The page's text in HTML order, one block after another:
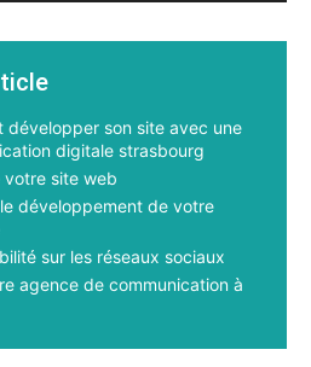
développer son site avec une
digitale strasbourg
votre site web
développement de votre
sur les réseaux sociaux
agence de communication à